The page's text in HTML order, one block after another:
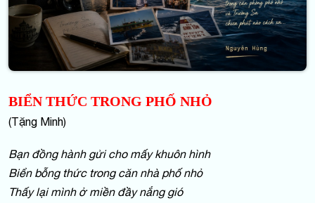
BIỂN THỨC TRONG PHỐ NHỎ
(Tặng Minh)
Bạn đồng hành gửi cho mấy khuôn hình
Biển bỗng thức trong căn nhà phố nhỏ
Thấy lại mình ở miền đầy nắng gió